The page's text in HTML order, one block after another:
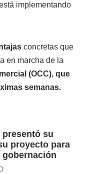
implementando
concretas que
en marcha de la
(OCC), que
semanas.
presentó su
proyecto para